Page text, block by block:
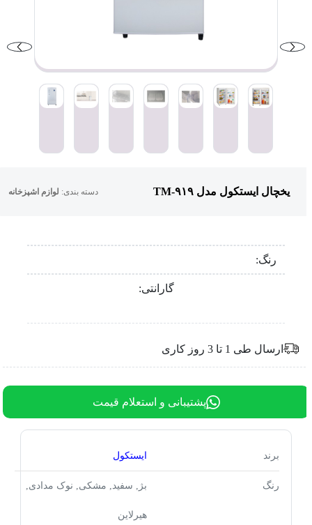
یخچال ایستکول مدل TM-۹۱۹ دسته بندی:لوازم اشپزخانه
رنگ:
گارانتی:
ارسال طی 1 تا 3 روز کاری
پشتیبانی و استعلام قیمت
برند ایستکول
رنگ بژ, سفید, مشکی, نوک مدادی,
هیرلاین